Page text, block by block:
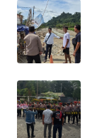
NEWS
METRO
SIANTAR
NEWS
METRO
MEDAN